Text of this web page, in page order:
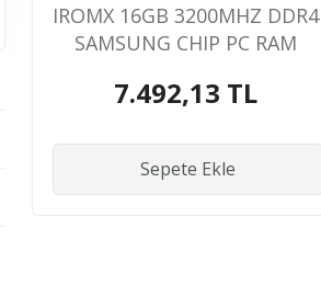
IROMX 16GB 3200MHZ DDR4
SAMSUNG CHIP PC RAM
7.492,13 TL
Sepete Ekle